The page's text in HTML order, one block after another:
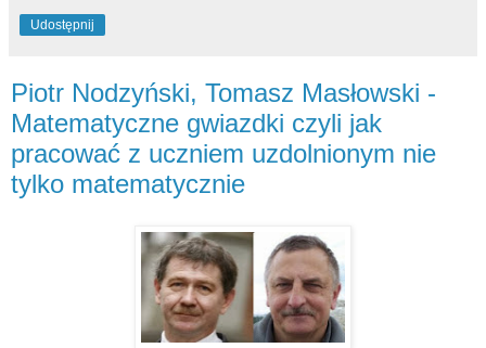
Udostępnij
Piotr Nodzyński, Tomasz Masłowski -
Matematyczne gwiazdki czyli jak
pracować z uczniem uzdolnionym nie
tylko matematycznie